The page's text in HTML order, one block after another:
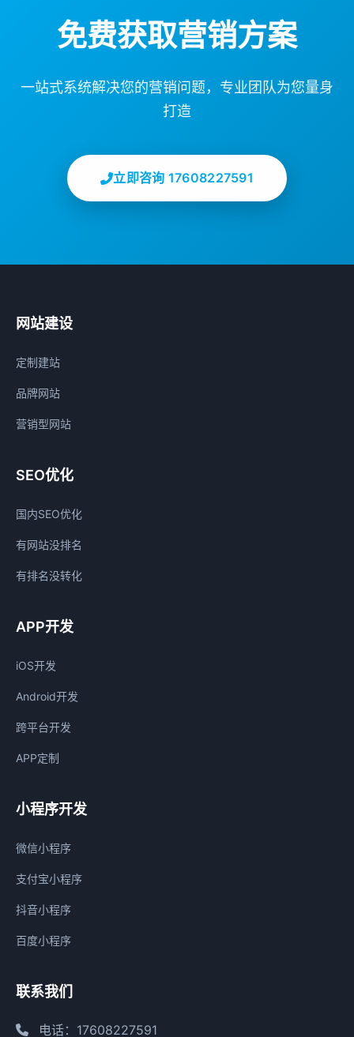
免费获取营销方案
一站式系统解决您的营销问题，专业团队为您量身
打造
立即咨询 17608227591
网站建设
定制建站
品牌网站
营销型网站
SEO优化
国内SEO优化
有网站没排名
有排名没转化
APP开发
iOS开发
Android开发
跨平台开发
APP定制
小程序开发
微信小程序
支付宝小程序
抖音小程序
百度小程序
联系我们
电话：17608227591